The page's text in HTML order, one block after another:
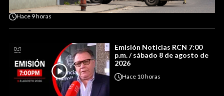
Hace 9 horas
Emisión Noticias RCN 7:00
p.m. / sábado 8 de agosto de
2026
Hace 10 horas